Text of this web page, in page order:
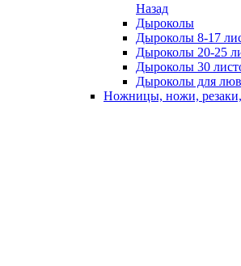
Назад
Дыроколы
Дыроколы 8-17
Дыроколы 20-25
Дыроколы 30
Дыроколы для
Ножницы, ножи, резаки,